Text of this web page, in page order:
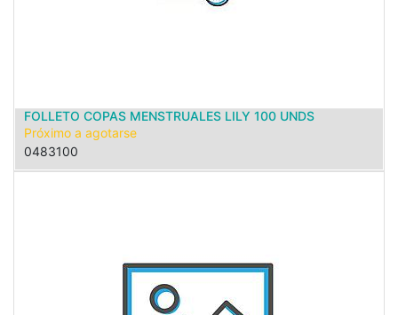
FOLLETO COPAS MENSTRUALES LILY 100 UNDS
Próximo a agotarse
0483100